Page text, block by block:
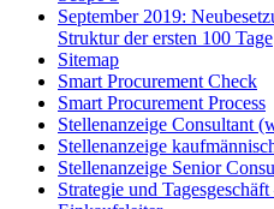
September 2019:
Struktur der ersten 100 Tage
Sitemap
Smart Procurement Check
Smart Procurement Process
Stellenanzeige Consultant
Stellenanzeige
Stellenanzeige Senior
Strategie und